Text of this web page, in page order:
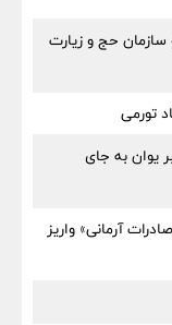
سازمان حج و زیارت
تورمی
یوان به جای
صادرات آرمانی» واریز